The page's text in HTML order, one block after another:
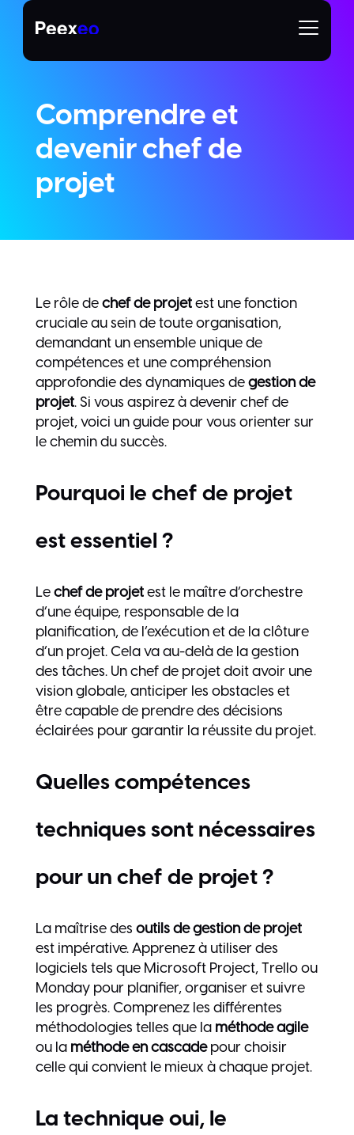
Comprendre et
devenir chef de
projet
Le rôle dechef de projetest une fonction
cruciale au sein de toute organisation,
demandant un ensemble unique de
compétences et une compréhension
approfondie des dynamiques degestion de
projet. Si vous aspirez à devenir chef de
projet, voici un guide pour vous orienter sur
le chemin du succès.
Pourquoi le chef de projet
est essentiel ?
Lechef de projetest le maître d’orchestre
d’une équipe, responsable de la
planification, de l’exécution et de la clôture
d’un projet. Cela va au-delà de la gestion
des tâches. Un chef de projet doit avoir une
vision globale, anticiper les obstacles et
être capable de prendre des décisions
éclairées pour garantir la réussite du projet.
Quelles compétences
techniques sont nécessaires
pour un chef de projet ?
La maîtrise des outils de gestion de projet
est impérative. Apprenez à utiliser des
logiciels tels que Microsoft Project, Trello ou
Monday pour planifier, organiser et suivre
les progrès. Comprenez les différentes
méthodologies telles que la méthode agile
ou la méthode en cascadepour choisir
celle qui convient le mieux à chaque projet.
La technique oui, le